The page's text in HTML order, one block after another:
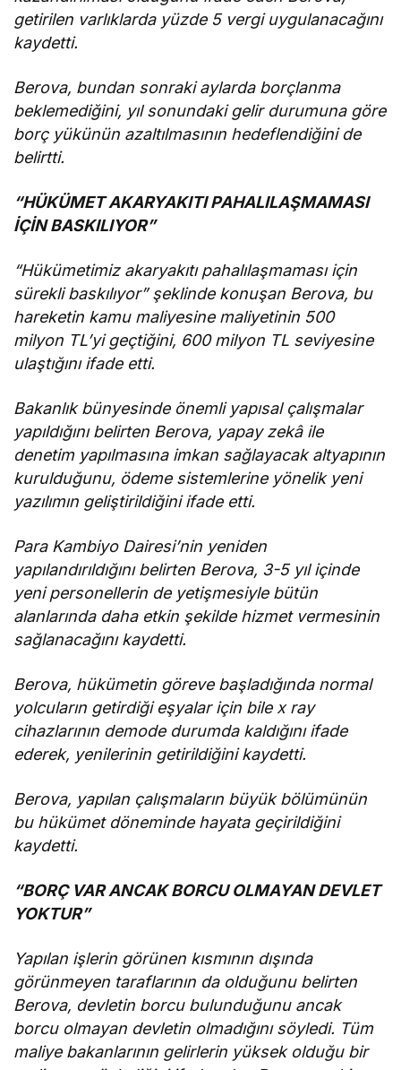
getirilen varlıklarda yüzde 5 vergi uygulanacağını
kaydetti.
Berova, bundan sonraki aylarda borçlanma
beklemediğini, yıl sonundaki gelir durumuna göre
borç yükünün azaltılmasının hedeflendiğini de
belirtti.
“HÜKÜMET AKARYAKITI PAHALILAŞMAMASI
İÇİN BASKILIYOR”
“Hükümetimiz akaryakıtı pahalılaşmaması için
sürekli baskılıyor” şeklinde konuşan Berova, bu
hareketin kamu maliyesine maliyetinin 500
milyon TL’yi geçtiğini, 600 milyon TL seviyesine
ulaştığını ifade etti.
Bakanlık bünyesinde önemli yapısal çalışmalar
yapıldığını belirten Berova, yapay zekâ ile
denetim yapılmasına imkan sağlayacak altyapının
kurulduğunu, ödeme sistemlerine yönelik yeni
yazılımın geliştirildiğini ifade etti.
Para Kambiyo Dairesi’nin yeniden
yapılandırıldığını belirten Berova, 3-5 yıl içinde
yeni personellerin de yetişmesiyle bütün
alanlarında daha etkin şekilde hizmet vermesinin
sağlanacağını kaydetti.
Berova, hükümetin göreve başladığında normal
yolcuların getirdiği eşyalar için bile x ray
cihazlarının demode durumda kaldığını ifade
ederek, yenilerinin getirildiğini kaydetti.
Berova, yapılan çalışmaların büyük bölümünün
bu hükümet döneminde hayata geçirildiğini
kaydetti.
“BORÇ VAR ANCAK BORCU OLMAYAN DEVLET
YOKTUR”
Yapılan işlerin görünen kısmının dışında
görünmeyen taraflarının da olduğunu belirten
Berova, devletin borcu bulunduğunu ancak
borcu olmayan devletin olmadığını söyledi. Tüm
maliye bakanlarının gelirlerin yüksek olduğu bir